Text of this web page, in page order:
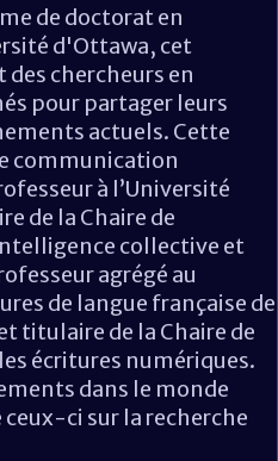
de doctorat en
d'Ottawa, cet
chercheurs en
pour partager leurs
actuels. Cette
communication
à l’Université
de la Chaire de
collective et
agrégé au
de langue française de
titulaire de la Chaire de
écritures numériques.
dans le monde
ci sur la recherche